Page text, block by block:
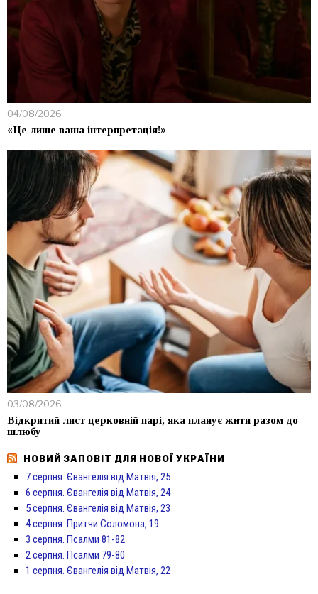
04/08/2026
«Це лише ваша інтерпретація!»
03/08/2026
Відкритий лист церковній парі, яка планує жити разом до
шлюбу
НОВИЙ ЗАПОВІТ ДЛЯ НОВОЇ УКРАЇНИ
7 серпня. Євангелія від Матвія, 25
6 серпня. Євангелія від Матвія, 24
5 серпня. Євангелія від Матвія, 23
4 серпня. Притчи Соломона, 19
3 серпня. Псалми 81-82
2 серпня. Псалми 79-80
1 серпня. Євангелія від Матвія, 22